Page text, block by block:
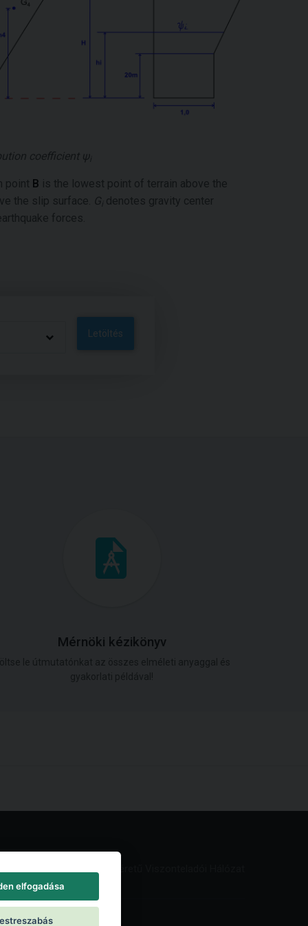
coefficient ψi
point B is the lowest point of terrain above the
the slip surface. Gi denotes gravity center
forces.
Letöltés
Mérnöki kézikönyv
elfogadása